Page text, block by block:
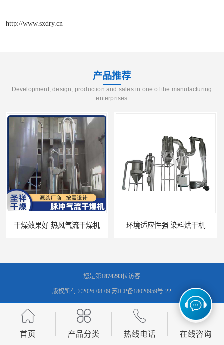
http://www.sxdry.cn
产品推荐
Development, design, production and sales in one of the manufacturing
enterprises
操作简便 医药中间体烘干机
您是第1874293位访客
版权所有 ©2026-08-09 苏ICP备18020959号-22
技术支持： 八方资源网 管理员入口 网站地图
首页 产品分类 热线电话 在线咨询